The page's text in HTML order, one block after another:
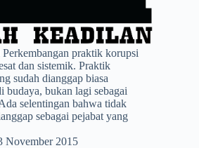
praktik korupsi
dan sistemik. Praktik
sudah dianggap biasa
budaya, bukan lagi sebagai
selentingan bahwa tidak
sebagai pejabat yang
November 2015